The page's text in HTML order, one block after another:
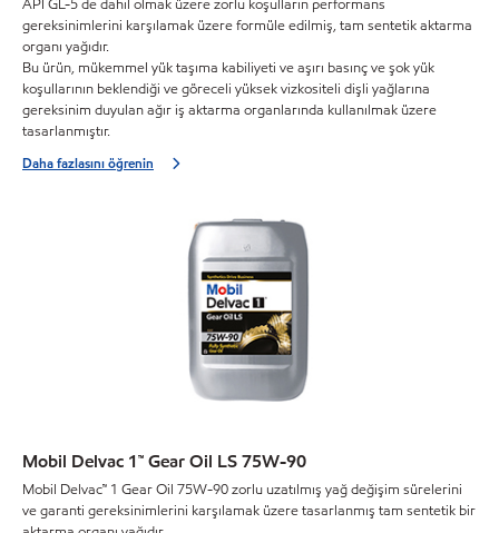
API GL-5 de dahil olmak üzere zorlu koşulların performans
gereksinimlerini karşılamak üzere formüle edilmiş, tam sentetik aktarma
organı yağıdır.
Bu ürün, mükemmel yük taşıma kabiliyeti ve aşırı basınç ve şok yük
koşullarının beklendiği ve göreceli yüksek vizkositeli dişli yağlarına
gereksinim duyulan ağır iş aktarma organlarında kullanılmak üzere
tasarlanmıştır.
Daha fazlasını öğrenin
Mobil Delvac 1™ Gear Oil LS 75W-90
Mobil Delvac™ 1 Gear Oil 75W-90 zorlu uzatılmış yağ değişim sürelerini
ve garanti gereksinimlerini karşılamak üzere tasarlanmış tam sentetik bir